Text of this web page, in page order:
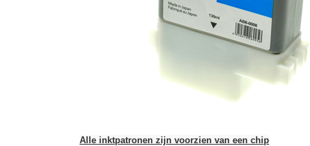
Alle inktpatronen zijn voorzien van een chip